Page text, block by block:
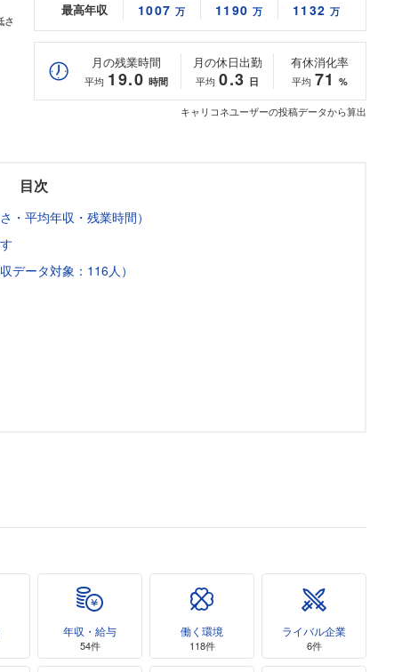
最高年収
1007 万
1190 万
1132 万
月の残業時間
平均 19.0 時間
月の休日出勤
平均 0.3 日
有休消化率
平均 71 %
キャリコネユーザーの投稿データから算出
目次
・平均年収・残業時間）
データ対象：116人）
年収・給与
54件
働く環境
118件
ライバル企業
6件